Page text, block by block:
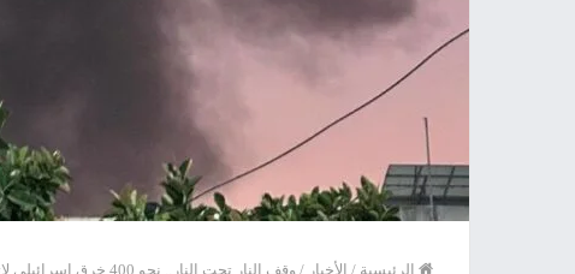
الرئيسية / الأخبار / وقف النار تحت النار.. نحو 400 خرق إسرائيلي لاتفاق وقف إطلاق النار بغزة